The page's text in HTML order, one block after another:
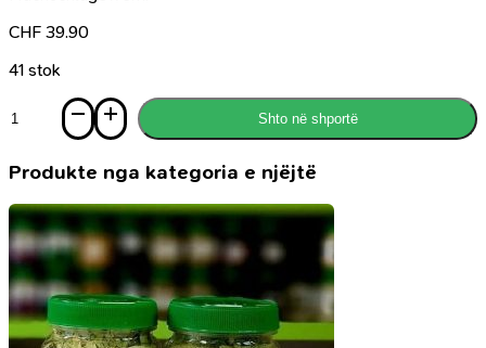
CHF 39.90
41 stok
Auszüge
dem
Al-
Buharyy
Shto në shportë
Produkte nga kategoria e njëjtë